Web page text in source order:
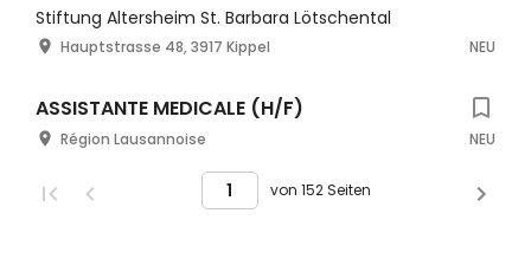
Stiftung Altersheim St. Barbara Lötschental
Hauptstrasse 48, 3917 Kippel NEU
ASSISTANTE MEDICALE (H/F)
Région Lausannoise NEU
von 152 Seiten